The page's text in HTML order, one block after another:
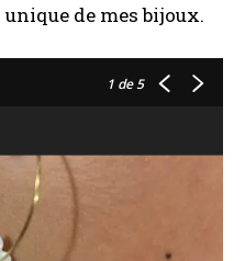
de mes bijoux.
1 de 5